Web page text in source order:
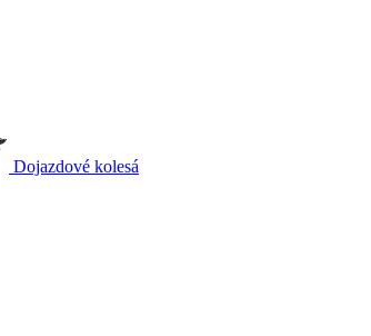
Dojazdové kolesá